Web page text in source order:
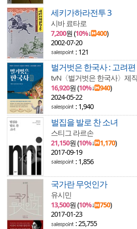
세키가하라전투 3
시바 료타로
7,200원 (10%↓ 400)
2002-07-20
: 121
벌거벗은 한국사 : 고려편
tvN〈벌거벗은 한국사〉제
16,920원 (10%↓ 940)
2024-05-22
: 1,940
벌집을 발로 찬 소녀
스티그 라르손
21,150원 (10%↓ 1,170)
2017-09-19
: 1,856
국가란 무엇인가
유시민
13,500원 (10%↓ 750)
2017-01-23
: 25,755